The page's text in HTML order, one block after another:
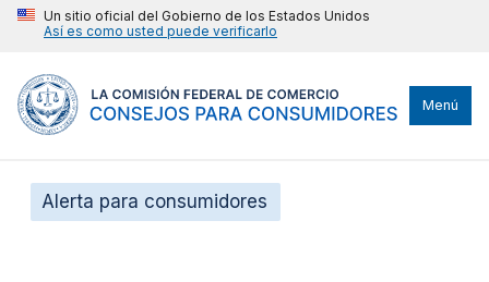
Un sitio oficial del Gobierno de los Estados Unidos
Así es como usted puede verificarlo
Menú
Alerta para consumidores